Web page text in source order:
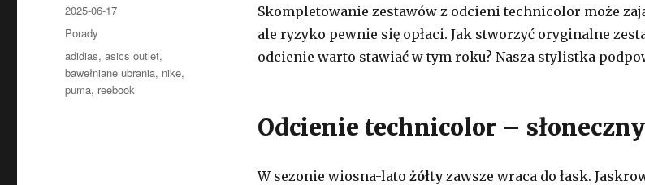
Skompletowanie zestawów z odcieni technicolor może
ale ryzyko pewnie się opłaci. Jak stworzyć oryginalne
odcienie warto stawiać w tym roku? Nasza stylistka
Odcienie technicolor –
W sezonie wiosna-lato żółtyzawsze wraca do łask.
Opublikowano
2025-06-17
Kategorie
Porady
Tagi
adidias,asics outlet,
bawełniane ubrania, nike,
puma, reebook